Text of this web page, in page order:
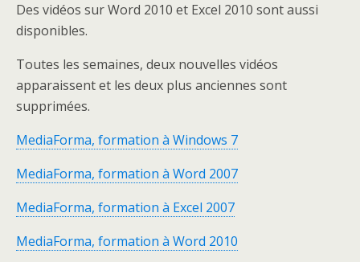
Des vidéos sur Word 2010 et Excel 2010 sont aussi
disponibles.
Toutes les semaines, deux nouvelles vidéos
apparaissent et les deux plus anciennes sont
supprimées.
MediaForma, formation à Windows 7
MediaForma, formation à Word 2007
MediaForma, formation à Excel 2007
MediaForma, formation à Word 2010